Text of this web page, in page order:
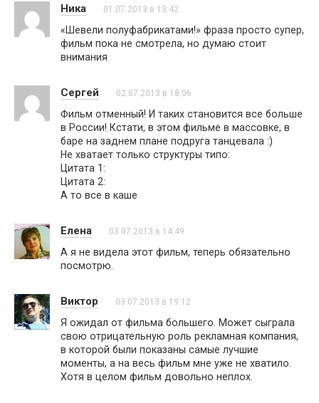
Ника 01.07.2013 в 13:42
«Шевели полуфабрикатами!» фраза просто супер,
фильм пока не смотрела, но думаю стоит
внимания
Сергей 02.07.2013 в 18:06
Фильм отменный! И таких становится все больше
в России! Кстати, в этом фильме в массовке, в
баре на заднем плане подруга танцевала :)
Не хватает только структуры типо:
Цитата 1:
Цитата 2:
А то все в каше
Елена 03.07.2013 в 14:49
А я не видела этот фильм, теперь обязательно
посмотрю.
Виктор 03.07.2013 в 19:12
Я ожидал от фильма большего. Может сыграла
свою отрицательную роль рекламная компания,
в которой были показаны самые лучшие
моменты, а на весь фильм мне уже не хватило.
Хотя в целом фильм довольно неплох.